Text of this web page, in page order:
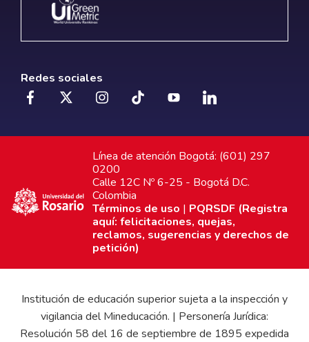
Redes sociales
Línea de atención Bogotá: (601) 297
0200
Calle 12C Nº 6-25 - Bogotá D.C.
Colombia
Términos de uso | PQRSDF (Registra
aquí: felicitaciones, quejas,
reclamos, sugerencias y derechos de
petición)
Institución de educación superior sujeta a la inspección y
vigilancia del Mineducación. | Personería Jurídica:
Resolución 58 del 16 de septiembre de 1895 expedida